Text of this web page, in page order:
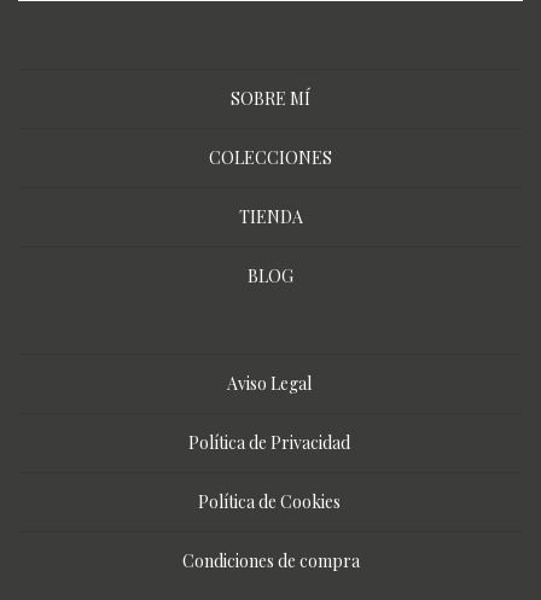
SOBRE MÍ
COLECCIONES
TIENDA
BLOG
Aviso Legal
Política de Privacidad
Política de Cookies
Condiciones de compra